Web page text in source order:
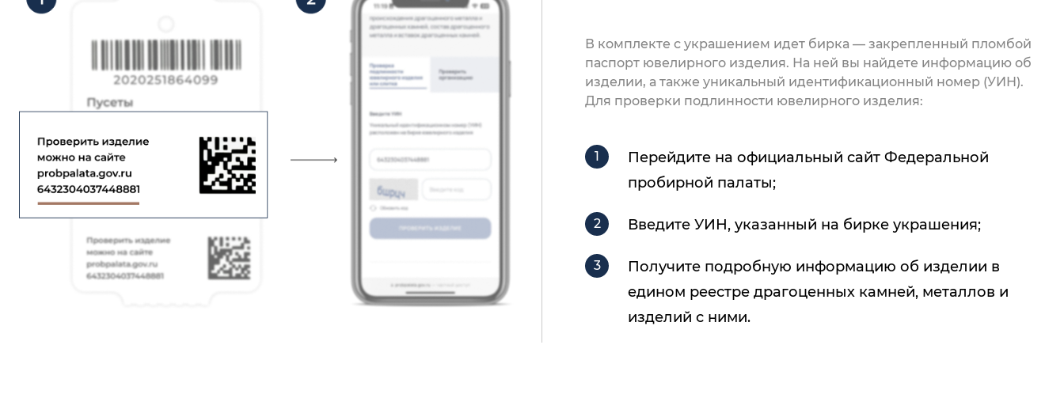
В комплекте с украшением идет бирка — закрепленный пломбой
паспорт ювелирного изделия. На ней вы найдете информацию об
изделии, а также уникальный идентификационный номер (УИН).
Для проверки подлинности ювелирного изделия:
Перейдите на официальный сайт Федеральной
пробирной палаты;
Введите УИН, указанный на бирке украшения;
Получите подробную информацию об изделии в
едином реестре драгоценных камней, металлов и
изделий с ними.